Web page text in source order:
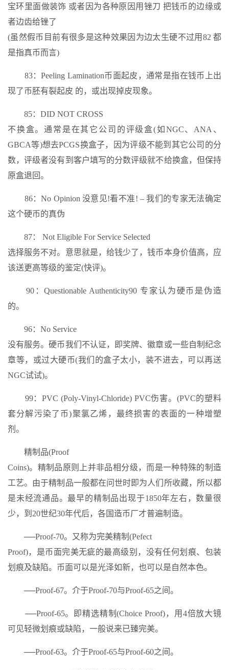
宝环里面做装饰 或者因为各种原因用锉刀 把钱币的边缘或
者边齿给锉了
(虽然假币目前有很多是这种效果因为边太生硬不过用82 都
是指真币而言)
83：Peeling Lamination币面起皮，通常是指在钱币上出
现了币胚有裂起皮 的，或出现掉皮现象。
85：DID NOT CROSS
不换盒。通常是在其它公司的评级盒(如NGC、ANA、
GBCA等)想去PCGS换盒子，因为评级不能到其它公司的分
数，评级者没有到客户填写的分数评级就不给换盒，但保持
原盒退回。
86：No Opinion 没意见!看不准! – 我们的专家无法确定
这个硬币的真伪
87： Not Eligible For Service Selected
选择服务不对。意思就是，给钱少了，钱币本身价值高，应
该送更高等级的鉴定(快评)。
90：Questionable Authenticity90 专家认为硬币是伪造
的。
96：No Service
没有服务。硬币我们不认证，即奖牌、徽章或一些自制纪念
章等，或过大硬币(我们的盒子太小，装不进去，可以再送
NGC试试)。
99：PVC (Poly-Vinyl-Chloride) PVC伤害。(PVC的塑料
套分解污染了币)聚氯乙烯，最终损害的表面的一种增塑
剂。
精制品(Proof
Coins)。精制品原则上并非品相分级，而是一种特殊的制造
工艺。由于精制品一般都在问世时即为人们所收藏，所以都
是未经流通品。最早的精制品出现于1850年左右，数量很
少，到20世纪30年代后，各国造币厂才普遍制造。
──Proof-70。又称为完美精制(Pefect
Proof)，是币面完美无疵的最高级别，没有任何划痕、包装
划痕及缺陷。币面可以是光泽如新，也可以是自然本色。
──Proof-67。介于Proof-70与Proof-65之间。
──Proof-65。即精选精制(Choice Proof)，用4倍放大镜
可见轻微划痕或缺陷，一般说来已臻完美。
──Proof-63。介于Proof-65与Proof-60之间。